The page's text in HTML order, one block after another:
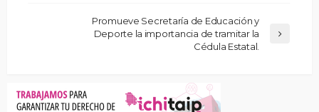
Promueve Secretaría de Educación y
Deporte la importancia de tramitar la
Cédula Estatal.